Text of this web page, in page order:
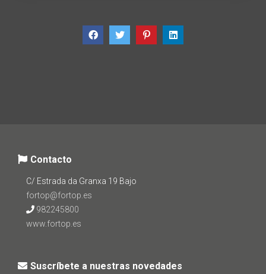
Contacto
C/ Estrada da Granxa 19 Bajo
fortop@fortop.es
982245800
www.fortop.es
Suscríbete a nuestras novedades